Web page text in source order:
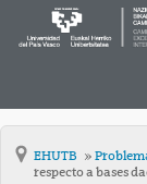
EHUTB
respecto a bases